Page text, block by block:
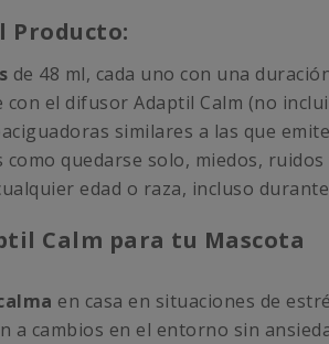
Producto:
de 48 ml, cada uno con una
con el difusor Adaptil Calm (no
similares a las que
como quedarse solo, miedos,
edad o raza, incluso
Calm para tu Mascota
en casa en situaciones de
a cambios en el entorno sin